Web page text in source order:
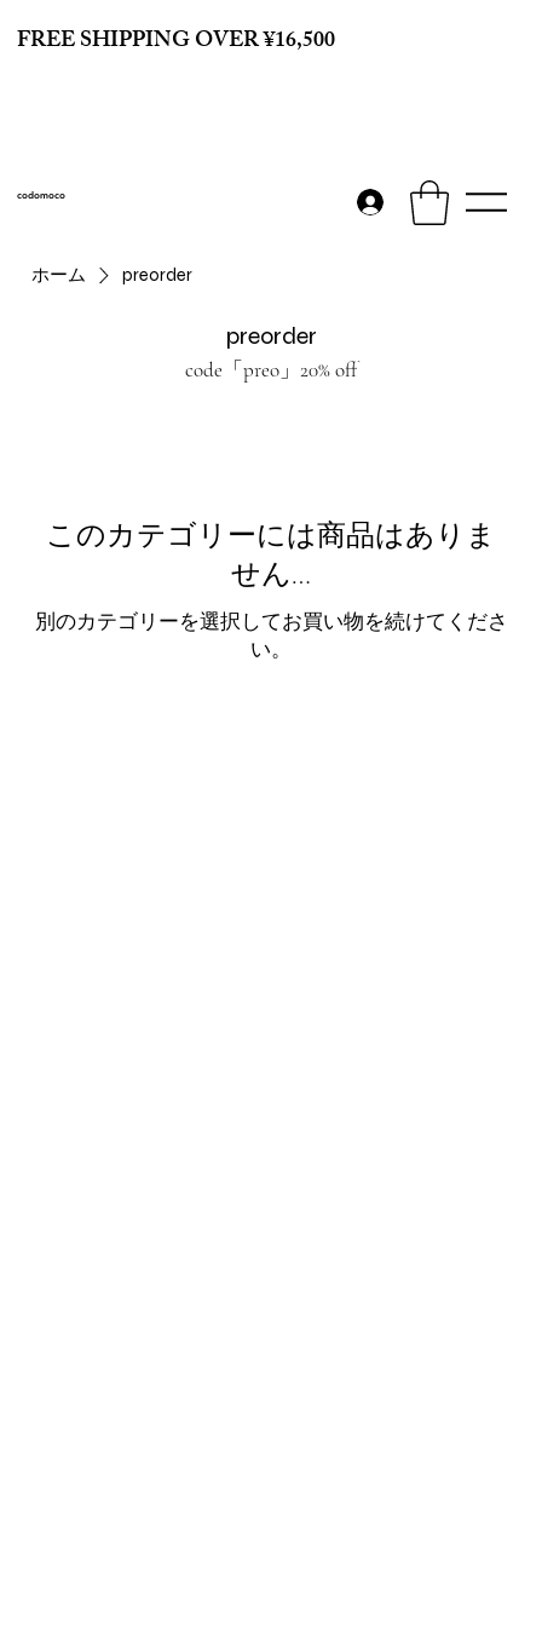
FREE SHIPPING OVER ¥16,500
codomoco
ホーム preorder
preorder
code「preo」20% off
このカテゴリーには商品はありま
せん…
別のカテゴリーを選択してお買い物を続けてくださ
い。